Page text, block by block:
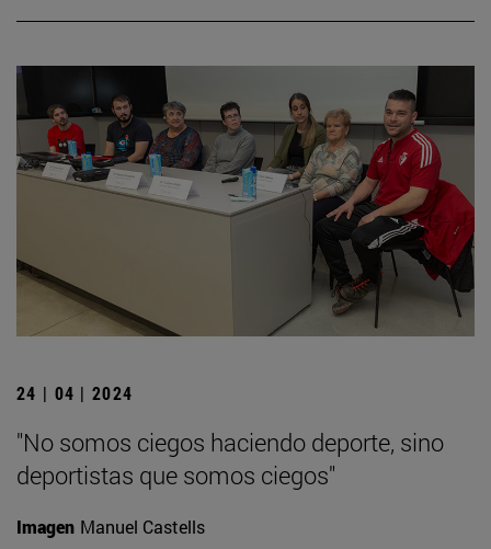
24 | 04 | 2024
"No somos ciegos haciendo deporte, sino
deportistas que somos ciegos"
Imagen Manuel Castells